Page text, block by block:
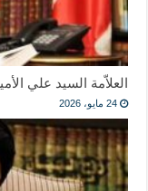
العلاّمة السيد علي
24 مايو، 2026